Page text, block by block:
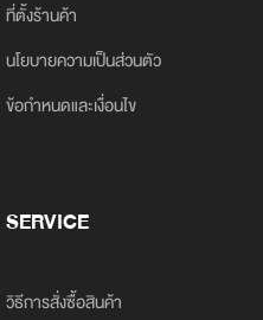
ที่ตั้งร้านค้า
นโยบายความเป็นส่วนตัว
ข้อกำหนดและเงื่อนไข
SERVICE
วิธีการสั่งซื้อสินค้า